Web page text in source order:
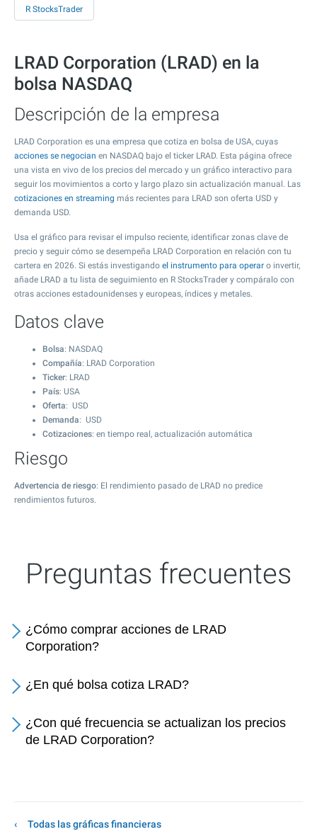
R StocksTrader
LRAD Corporation (LRAD) en la
bolsa NASDAQ
Descripción de la empresa
LRAD Corporation es una empresa que cotiza en bolsa de USA, cuyas
acciones se negocian en NASDAQ bajo el ticker LRAD. Esta página ofrece
una vista en vivo de los precios del mercado y un gráfico interactivo para
seguir los movimientos a corto y largo plazo sin actualización manual. Las
cotizaciones en streaming más recientes para LRAD son oferta USD y
demanda USD.
Usa el gráfico para revisar el impulso reciente, identificar zonas clave de
precio y seguir cómo se desempeña LRAD Corporation en relación con tu
cartera en 2026. Si estás investigando el instrumento para operar o invertir,
añade LRAD a tu lista de seguimiento en R StocksTrader y compáralo con
otras acciones estadounidenses y europeas, índices y metales.
Datos clave
Bolsa: NASDAQ
Compañía: LRAD Corporation
Ticker: LRAD
País: USA
Oferta: USD
Demanda: USD
Cotizaciones: en tiempo real, actualización automática
Riesgo
Advertencia de riesgo: El rendimiento pasado de LRAD no predice
rendimientos futuros.
Preguntas frecuentes
¿Cómo comprar acciones de LRAD
Corporation?
¿En qué bolsa cotiza LRAD?
¿Con qué frecuencia se actualizan los precios
de LRAD Corporation?
Todas las gráficas financieras